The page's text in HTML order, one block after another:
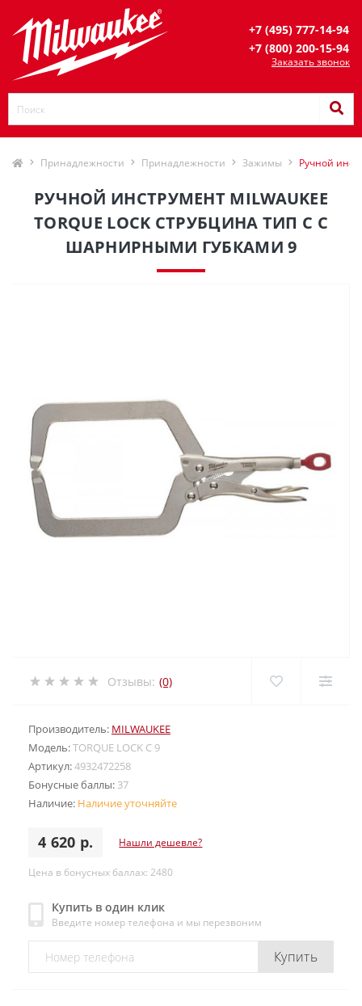
+7 (495) 777-14-94
+7 (800) 200-15-94
Заказать звонок
Принадлежности Принадлежности Зажимы Ручной
РУЧНОЙ ИНСТРУМЕНТ MILWAUKEE
TORQUE LOCK СТРУБЦИНА ТИП С С
ШАРНИРНЫМИ ГУБКАМИ 9
Отзывы: (0)
Производитель: MILWAUKEE
Модель:TORQUE LOCK C 9
Артикул:4932472258
Бонусные баллы: 37
Наличие: Наличие уточняйте
4 620 р. Нашли дешевле?
Цена в бонусных баллах: 2480
Купить в один клик
Введите номер телефона и мы перезвоним
Купить